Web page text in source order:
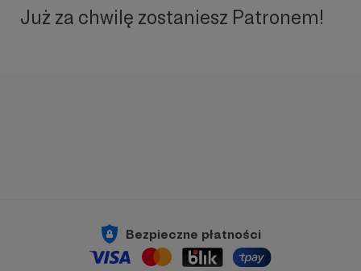
Już za chwilę zostaniesz Patronem!
Bezpieczne płatności